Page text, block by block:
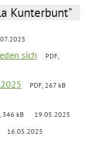
Kunterbunt"
sich
PDF,
PDF, 267 kB
346 kB 19.05.2025
16.05.2025